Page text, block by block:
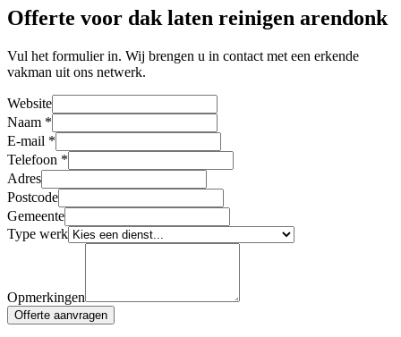
Offerte voor dak laten reinigen arendonk
Vul het formulier in. Wij brengen u in contact met een erkende
vakman uit ons netwerk.
Website
Naam *
E-mail *
Telefoon *
Adres
Postcode
Gemeente
Type werk
Opmerkingen
Offerte aanvragen